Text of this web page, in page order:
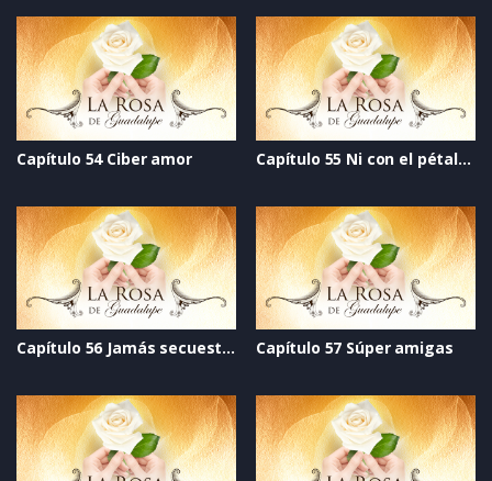
Capítulo 54 Ciber amor Capítulo 55 Ni con el pétalo de una rosa
Capítulo 56 Jamás secuestrarán tu alma Capítulo 57 Súper amigas